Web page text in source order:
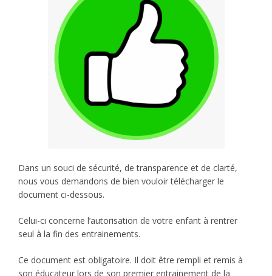
Dans un souci de sécurité, de transparence et de clarté,
nous vous demandons de bien vouloir télécharger le
document ci-dessous.
Celui-ci concerne l’autorisation de votre enfant à rentrer
seul à la fin des entrainements.
Ce document est obligatoire. Il doit être rempli et remis à
son éducateur lors de son premier entrainement de la